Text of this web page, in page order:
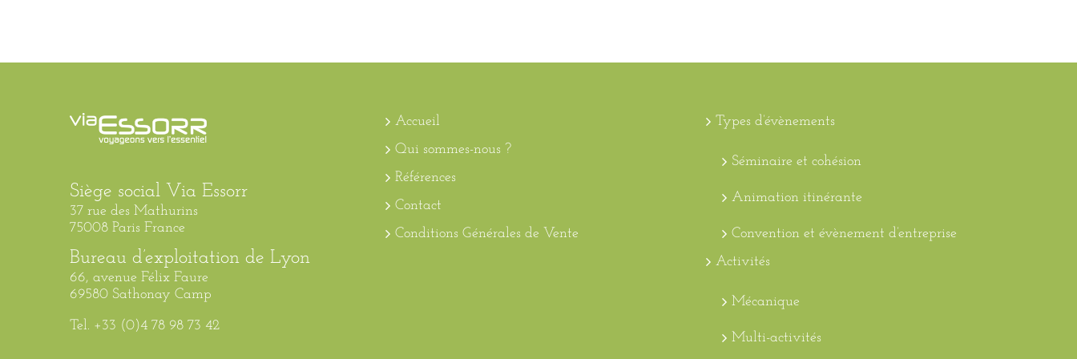
Siège social Via Essorr
37 rue des Mathurins
75008 Paris France
Bureau d’exploitation de Lyon
66, avenue Félix Faure
69580 Sathonay Camp
Tel. +33 (0)4 78 98 73 42
Accueil
Qui sommes-nous ?
Références
Contact
Conditions Générales de Vente
Types d’évènements
Séminaire et cohésion
Animation itinérante
Convention et évènement d’entreprise
Activités
Mécanique
Multi-activités